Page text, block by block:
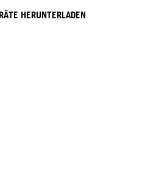
HERUNTERLADEN